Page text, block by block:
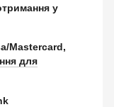
у
Mastercard,
для